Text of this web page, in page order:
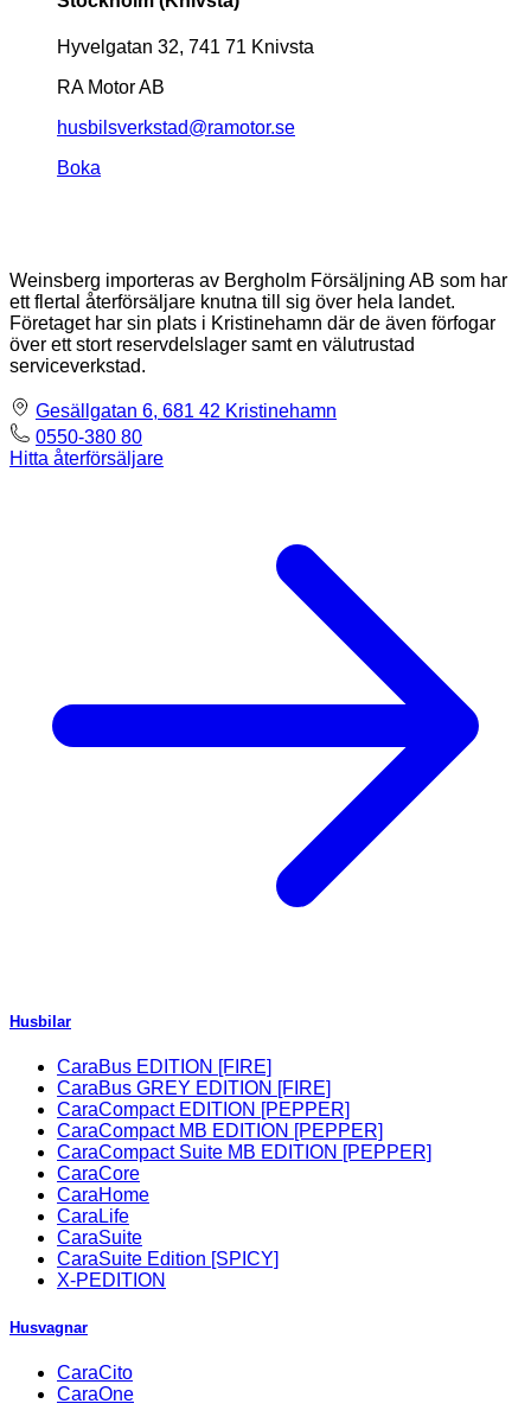
Hyvelgatan 32, 741 71 Knivsta
RA Motor AB
husbilsverkstad@ramotor.se
Boka
Weinsberg importeras av Bergholm Försäljning AB som har
ett flertal återförsäljare knutna till sig över hela landet.
Företaget har sin plats i Kristinehamn där de även förfogar
över ett stort reservdelslager samt en välutrustad
serviceverkstad.
Gesällgatan 6, 681 42 Kristinehamn
0550-380 80
Hitta återförsäljare
Husbilar
CaraBus EDITION [FIRE]
CaraBus GREY EDITION [FIRE]
CaraCompact EDITION [PEPPER]
CaraCompact MB EDITION [PEPPER]
CaraCompact Suite MB EDITION [PEPPER]
CaraCore
CaraHome
CaraLife
CaraSuite
CaraSuite Edition [SPICY]
X-PEDITION
Husvagnar
CaraCito
CaraOne